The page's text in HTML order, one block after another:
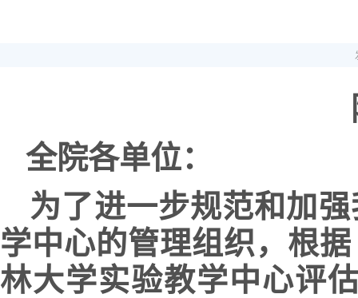
全院各单位：
为了进一步规范和加
学中心的管理组织，根
林大学实验教学中心评